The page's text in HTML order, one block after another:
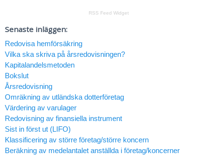
RSS Feed Widget
Senaste inläggen:
Redovisa hemförsäkring
Vilka ska skriva på årsredovisningen?
Kapitalandelsmetoden
Bokslut
Årsredovisning
Omräkning av utländska dotterföretag
Värdering av varulager
Redovisning av finansiella instrument
Sist in först ut (LIFO)
Klassificering av större företag/större koncern
Beräkning av medelantalet anställda i företag/koncerner